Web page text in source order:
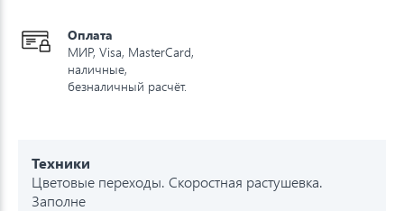
Оплата
МИР, Visa, MasterCard,
наличные,
безналичный расчёт.
Техники
Цветовые переходы. Скоростная растушевка.
Заполне